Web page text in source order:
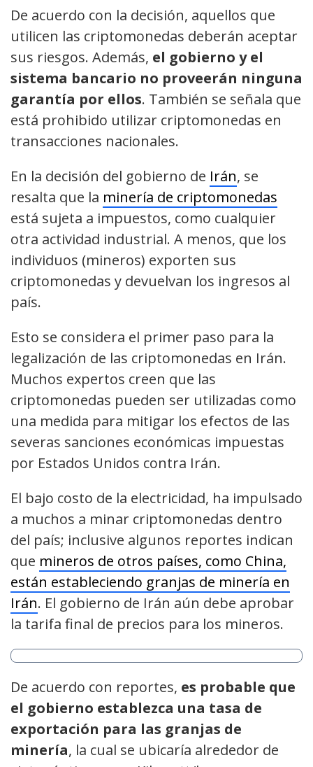
De acuerdo con la decisión, aquellos que
utilicen las criptomonedas deberán aceptar
sus riesgos. Además, el gobierno y el
sistema bancario no proveerán ninguna
garantía por ellos. También se señala que
está prohibido utilizar criptomonedas en
transacciones nacionales.
En la decisión del gobierno de Irán, se
resalta que la minería de criptomonedas
está sujeta a impuestos, como cualquier
otra actividad industrial. A menos, que los
individuos (mineros) exporten sus
criptomonedas y devuelvan los ingresos al
país.
Esto se considera el primer paso para la
legalización de las criptomonedas en Irán.
Muchos expertos creen que las
criptomonedas pueden ser utilizadas como
una medida para mitigar los efectos de las
severas sanciones económicas impuestas
por Estados Unidos contra Irán.
El bajo costo de la electricidad, ha impulsado
a muchos a minar criptomonedas dentro
del país; inclusive algunos reportes indican
que mineros de otros países, como China,
están estableciendo granjas de minería en
Irán. El gobierno de Irán aún debe aprobar
la tarifa final de precios para los mineros.
De acuerdo con reportes, es probable que
el gobierno establezca una tasa de
exportación para las granjas de
minería, la cual se ubicaría alrededor de